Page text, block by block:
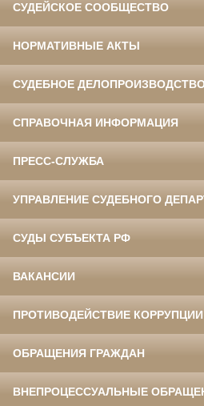
СУДЕЙСКОЕ СООБЩЕСТВО
НОРМАТИВНЫЕ АКТЫ
СУДЕБНОЕ
СПРАВОЧНАЯ ИНФОРМАЦИЯ
ПРЕСС-СЛУЖБА
УПРАВЛЕНИЕ СУДЕБНОГО
СУДЫ СУБЪЕКТА РФ
ВАКАНСИИ
ПРОТИВОДЕЙСТВИЕ КОРРУПЦИИ
ОБРАЩЕНИЯ ГРАЖДАН
ВНЕПРОЦЕССУАЛЬНЫЕ